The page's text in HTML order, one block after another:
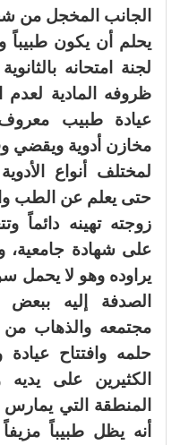
الجانب المخجل من
يحلم أن يكون
لجنة امتحانه
ظروفه المادية
عيادة طبيب
مخازن أدوية ويقضي
لمختلف أنواع
حتى يعلم عن الطب
زوجته تهينه دائماً
على شهادة جامعية،
يراوده وهو لا يحمل
الصدفة إليه
مجتمعه والذهاب من
حلمه وافتتاح
الكثيرين على
المنطقة التي يمارس
أنه يظل طبيباً